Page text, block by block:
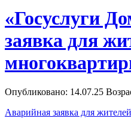
«Госуслуги
заявка для
Опубликовано: 14.07.25
Аварийная заявка для